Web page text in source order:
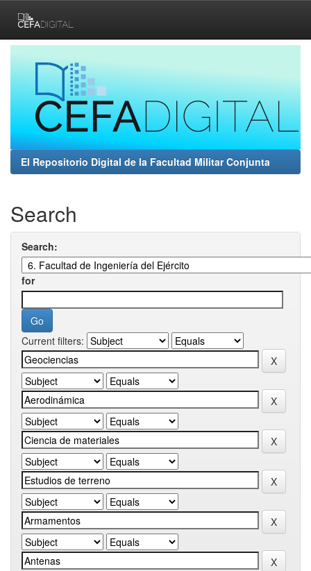
navigation
El Repositorio Digital de la Facultad Militar Conjunta
Search
Search:
for
Current filters: